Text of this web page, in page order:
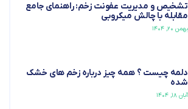
و مدیریت عفونت زخم: راهنمای جامع
با چالش میکروبی
۱۴۰۴
چیست ؟ همه چیز درباره زخم های خشک